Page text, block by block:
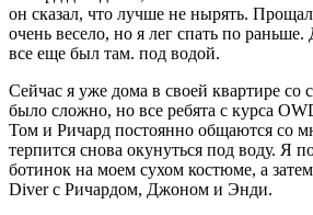
он сказал, что лучше не нырять.
очень весело, но я лег спать по
все еще был там. под водой.
Сейчас я уже дома в своей квартире со
было сложно, но все ребята с курса
Том и Ричард постоянно общаются со
терпится снова окунуться под воду. Я
ботинок на моем сухом костюме, а
Diver с Ричардом, Джоном и Энди.